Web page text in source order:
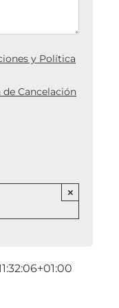
y Política
Cancelación
×